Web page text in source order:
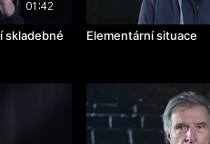
01:42
skladebné
Elementární situace